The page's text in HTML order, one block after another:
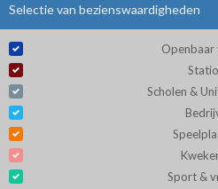
Selectie van bezienswaardigheden
Openbaar
Scholen &
Sport &